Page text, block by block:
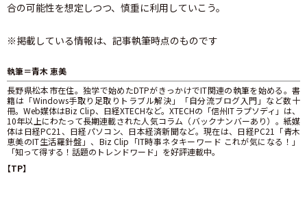
合の可能性を想定しつつ、慎重に利用していこう。
※掲載している情報は、記事執筆時点のものです
執筆＝青木 恵美
長野県松本市在住。独学で始めたDTPがきっかけでIT関連の執筆を始める。書
籍は「Windows手取り足取りトラブル解決」「自分流ブログ入門」など数十
冊。Web媒体はBiz Clip、日経XTECHなど。XTECHの「信州ITラプソディ」は、
10年以上にわたって長期連載された人気コラム（バックナンバーあり）。紙媒
体は日経PC21、日経パソコン、日本経済新聞など。現在は、日経PC21「青木
恵美のIT生活羅針盤」、Biz Clip「IT時事ネタキーワード これが気になる！」
「知って得する！話題のトレンドワード」を好評連載中。
【TP】